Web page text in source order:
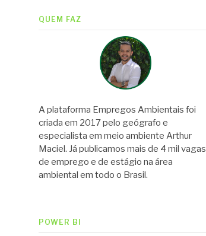
QUEM FAZ
A plataforma Empregos Ambientais foi
criada em 2017 pelo geógrafo e
especialista em meio ambiente Arthur
Maciel. Já publicamos mais de 4 mil vagas
de emprego e de estágio na área
ambiental em todo o Brasil.
POWER BI